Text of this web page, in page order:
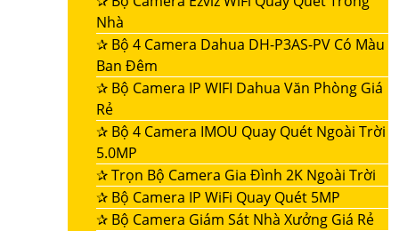
Nhà
✰ Bộ 4 Camera Dahua DH-P3AS-PV Có Màu
Ban Đêm
✰ Bộ Camera IP WIFI Dahua Văn Phòng Giá
Rẻ
✰ Bộ 4 Camera IMOU Quay Quét Ngoài Trời
5.0MP
✰Trọn Bộ Camera Gia Đình 2K Ngoài Trời
✰ Bộ Camera IP WiFi Quay Quét 5MP
✰ Bộ Camera Giám Sát Nhà Xưởng Giá Rẻ